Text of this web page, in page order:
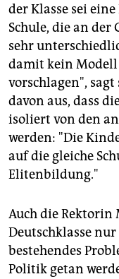
der Klasse sei
Schule, die an der
sehr
damit kein
vorschlagen",
davon aus, dass
isoliert von den
werden: "Die
auf die gleiche
Elitenbildung."
Auch die
Deutschklasse
bestehendes
Politik getan